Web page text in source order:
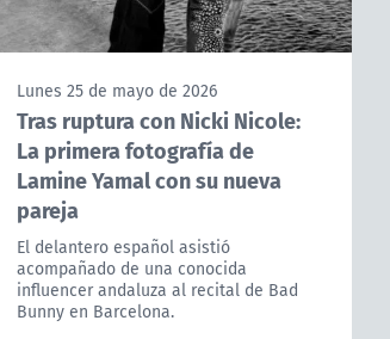
Lunes 25 de mayo de 2026
Tras ruptura con Nicki Nicole:
La primera fotografía de
Lamine Yamal con su nueva
pareja
El delantero español asistió
acompañado de una conocida
influencer andaluza al recital de Bad
Bunny en Barcelona.